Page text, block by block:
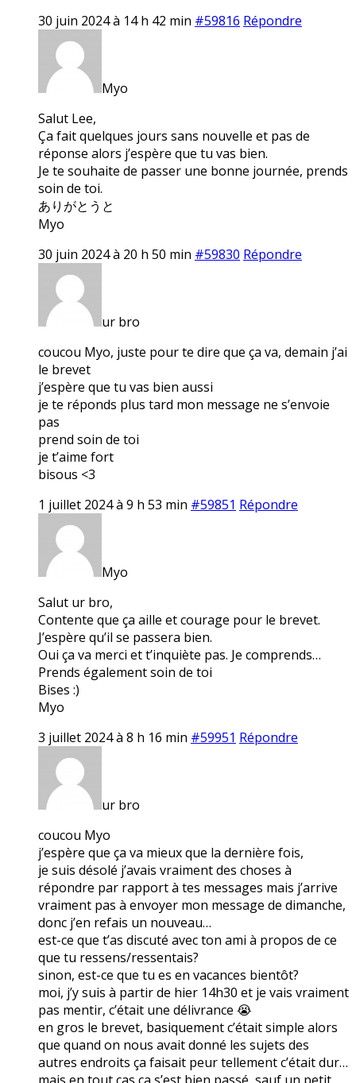
30 juin 2024 à 14 h 42 min #59816 Répondre
Myo
Salut Lee,
Ça fait quelques jours sans nouvelle et pas de
réponse alors j’espère que tu vas bien.
Je te souhaite de passer une bonne journée, prends
soin de toi.
ありがとうと
Myo
30 juin 2024 à 20 h 50 min #59830 Répondre
ur bro
coucou Myo, juste pour te dire que ça va, demain j’ai
le brevet
j’espère que tu vas bien aussi
je te réponds plus tard mon message ne s’envoie
pas
prend soin de toi
je t’aime fort
bisous <3
1 juillet 2024 à 9 h 53 min #59851 Répondre
Myo
Salut ur bro,
Contente que ça aille et courage pour le brevet.
J’espère qu’il se passera bien.
Oui ça va merci et t’inquiète pas. Je comprends…
Prends également soin de toi
Bises :)
Myo
3 juillet 2024 à 8 h 16 min #59951 Répondre
ur bro
coucou Myo
j’espère que ça va mieux que la dernière fois,
je suis désolé j’avais vraiment des choses à
répondre par rapport à tes messages mais j’arrive
vraiment pas à envoyer mon message de dimanche,
donc j’en refais un nouveau…
est-ce que t’as discuté avec ton ami à propos de ce
que tu ressens/ressentais?
sinon, est-ce que tu es en vacances bientôt?
moi, j’y suis à partir de hier 14h30 et je vais vraiment
pas mentir, c’était une délivrance 😭
en gros le brevet, basiquement c’était simple alors
que quand on nous avait donné les sujets des
autres endroits ça faisait peur tellement c’était dur…